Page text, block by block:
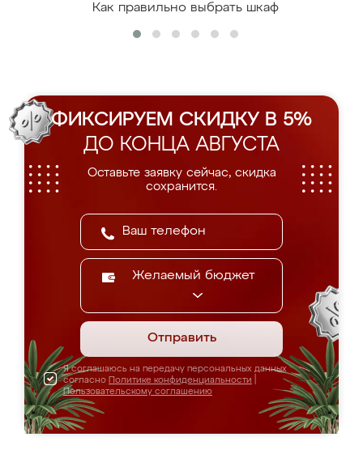
Как правильно выбрать шкаф
ФИКСИРУЕМ СКИДКУ В 5%
ДО КОНЦА АВГУСТА
Оставьте заявку сейчас, скидка
сохранится.
Желаемый бюджет
Отправить
Я соглашаюсь на передачу персональных данных
согласно Политике конфиденциальности
Пользовательскому соглашению